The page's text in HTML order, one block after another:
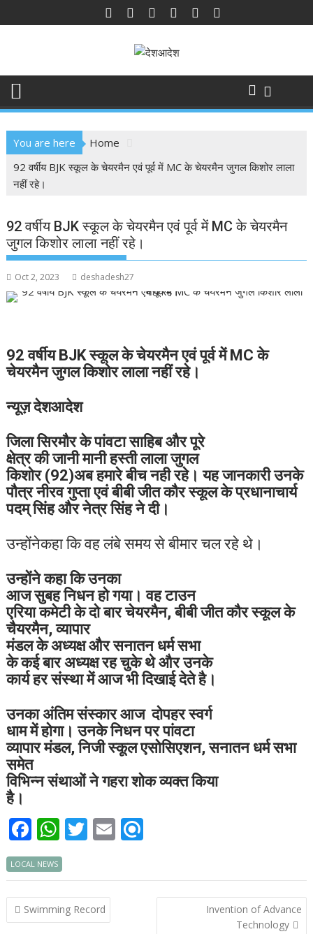
to
You are here
Home
92 वर्षीय BJK स्कूल के चेयरमैन एवं पूर्व में MC के चेयरमैन जुगल किशोर लाला
नहीं रहे।
92 वर्षीय BJK स्कूल के चेयरमैन एवं पूर्व में MC के चेयरमैन
जुगल किशोर लाला नहीं रहे।
Oct 2, 2023 deshadesh27
92 वर्षीय BJK स्कूल के चेयरमैन एवं पूर्व में MC के
चेयरमैन जुगल किशोर लाला नहीं रहे।
न्यूज़ देशआदेश
जिला सिरमौर के पांवटा साहिब और पूरे
क्षेत्र की जानी मानी हस्ती लाला जुगल
किशोर (92)अब हमारे बीच नही रहे। यह जानकारी उनके
पौत्र नीरव गुप्ता एवं बीबी जीत कौर स्कूल के प्रधानाचार्य
पदम् सिंह और नेत्र सिंह ने दी।
उन्होंनेकहा कि वह लंबे समय से बीमार चल रहे थे।
उन्होंने कहा कि उनका
आज सुबह निधन हो गया। वह टाउन
एरिया कमेटी के दो बार चेयरमैन, बीबी जीत कौर स्कूल के
चैयरमैन, व्यापार
मंडल के अध्यक्ष और सनातन धर्म सभा
के कई बार अध्यक्ष रह चुके थे और उनके
कार्य हर संस्था में आज भी दिखाई देते है।
उनका अंतिम संस्कार आज दोपहर स्वर्ग
धाम में होगा। उनके निधन पर पांवटा
व्यापार मंडल, निजी स्कूल एसोसिएशन, सनातन धर्म सभा
समेत
विभिन्न संथाओं ने गहरा शोक व्यक्त किया
है।
F
ac
e
b
o
W
h
at
s
A
T
itt
er
E
ai i
n
LOCAL NEWS
Post
navigation
Swimming Record
Invention of Advance
Technology